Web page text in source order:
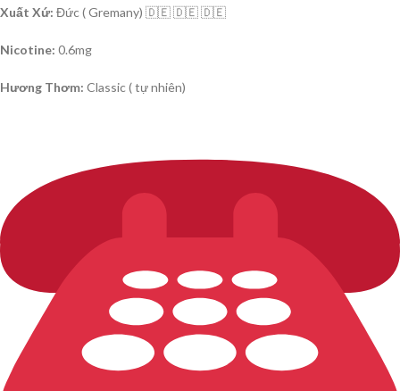
Xuất Xứ: Đức ( Gremany) 🇩🇪 🇩🇪 🇩🇪
Nicotine: 0.6mg
Hương Thơm: Classic ( tự nhiên)